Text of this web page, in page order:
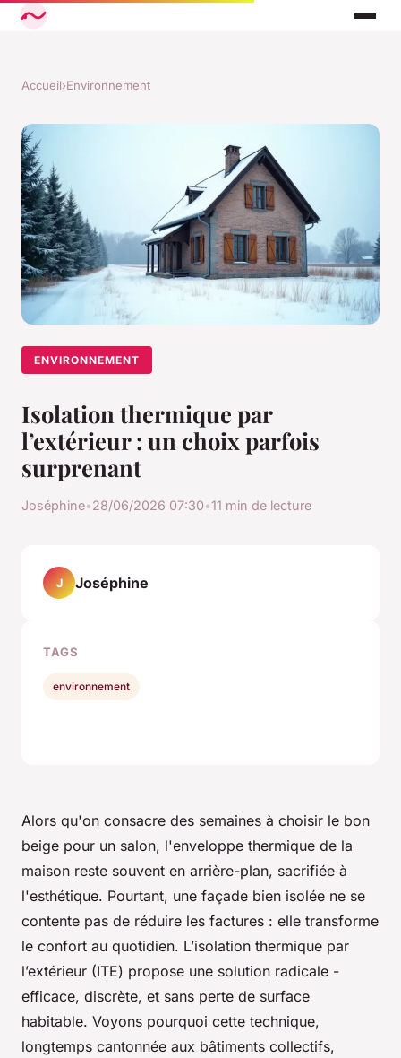
Accueil›Environnement
ENVIRONNEMENT
Isolation thermique par
l’extérieur : un choix parfois
surprenant
Joséphine•28/06/2026 07:30•11 min de lecture
Alors qu'on consacre des semaines à choisir le bon
beige pour un salon, l'enveloppe thermique de la
maison reste souvent en arrière-plan, sacrifiée à
l'esthétique. Pourtant, une façade bien isolée ne se
contente pas de réduire les factures : elle transforme
le confort au quotidien. L’isolation thermique par
l’extérieur (ITE) propose une solution radicale -
efficace, discrète, et sans perte de surface
habitable. Voyons pourquoi cette technique,
longtemps cantonnée aux bâtiments collectifs,
J Joséphine
TAGS
environnement